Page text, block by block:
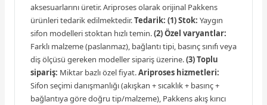
aksesuarlarını üretir. Ariproses olarak orijinal Pakkens
ürünleri tedarik edilmektedir.Tedarik: (1) Stok: Yaygın
sifon modelleri stoktan hızlı temin.(2) Özel varyantlar:
Farklı malzeme (paslanmaz), bağlantı tipi, basınç sınıfı veya
diş ölçüsü gereken modeller sipariş üzerine.(3) Toplu
sipariş: Miktar bazlı özel fiyat.Ariproses hizmetleri:
Sifon seçimi danışmanlığı (akışkan + sıcaklık + basınç +
bağlantıya göre doğru tip/malzeme), Pakkens akış kırıcı